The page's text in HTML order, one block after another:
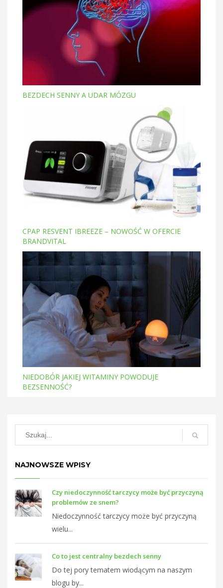
BEZDECH SENNY A UDAR MÓZGU
CPAP RESVENT IBREEZE – NOWOŚĆ W OFERCIE
BRANDVITAL
NIEDOBÓR JAKIEJ WITAMINY POWODUJE
BEZSENNOŚĆ?
NAJNOWSZE WPISY
Czy niedoczynność tarczycy może być przyczyną
problemów ze snem?
Niedoczynność tarczycy może być przyczyną
wielu...
Co to jest centralny bezdech senny
Do tej pory tematem wiodącym na naszym
blogu by...